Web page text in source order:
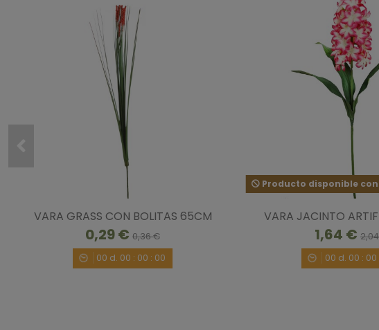
VARA GRASS CON BOLITAS 65CM
0,29 € 0,36 €
00 d. 00 : 00 : 00
Producto disponible
VARA JACINTO
1,64 €
00 d. 00 : 00